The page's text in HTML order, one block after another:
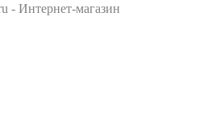
- Интернет-магазин